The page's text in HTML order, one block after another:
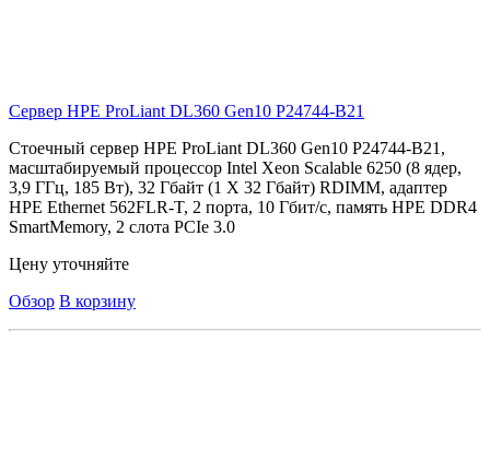
Сервер HPE ProLiant DL360 Gen10 P24744-B21
Стоечный сервер HPE ProLiant DL360 Gen10 P24744-B21,
масштабируемый процессор Intel Xeon Scalable 6250 (8 ядер,
3,9 ГГц, 185 Вт), 32 Гбайт (1 X 32 Гбайт) RDIMM, адаптер
HPE Ethernet 562FLR-T, 2 порта, 10 Гбит/с, память HPE DDR4
SmartMemory, 2 слота PCIe 3.0
Цену уточняйте
Обзор В корзину